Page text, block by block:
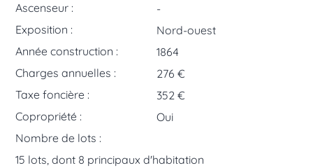
Ascenseur :
-
Exposition :
Nord-ouest
Année construction :
1864
Charges annuelles :
276 €
Taxe foncière :
352 €
Copropriété :
Oui
Nombre de lots :
15 lots, dont 8 principaux d'habitation